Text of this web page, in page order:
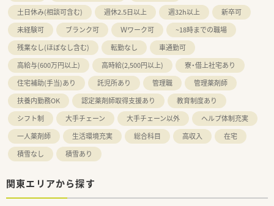
土日休み(相談可含む)
週休2.5日以上 週32h以上
新卒可
未経験可
ブランク可 Ｗワーク可
~18時までの職場
残業なし(ほぼなし含む)
転勤なし
車通勤可
高給与(600万円以上)
高時給(2,500円以上)
寮・借上社宅あり
住宅補助(手当)あり
託児所あり 管理職
管理薬剤師
扶養内勤務OK
認定薬剤師取得支援あり
教育制度あり
シフト制
大手チェーン 大手チェーン以外
ヘルプ体制充実
一人薬剤師
生活環境充実 総合科目 高収入
在宅
積雪なし
積雪あり
関東エリアから探す